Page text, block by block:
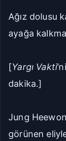
Ağız dolusu
ayağa
[Yargı Vakti
dakika.]
Jung
görünen eliyle